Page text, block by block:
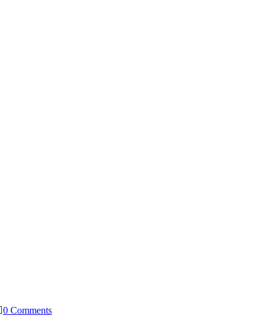
0 Comments